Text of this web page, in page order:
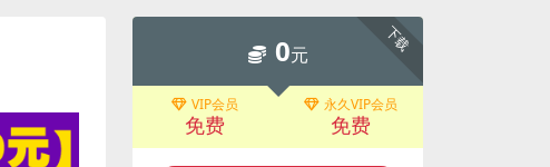
下载
0元
VIP会员
免费
永久VIP会员
免费